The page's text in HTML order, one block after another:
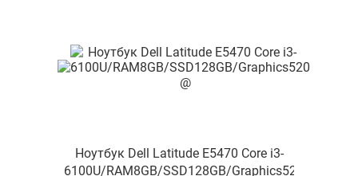
Ноутбук Dell Latitude E5470 Core i3-
6100U/RAM8GB/SSD128GB/Graphics520